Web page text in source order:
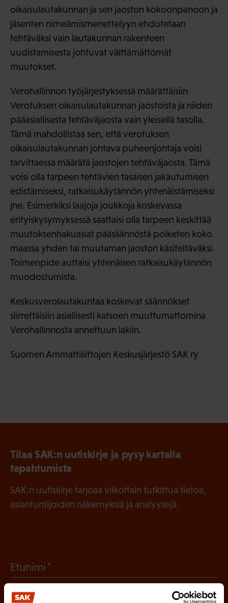
oikaisulautakunnan ja sen jaoston kokoonpanoon ja
jäsenten nimeämismenettelyyn ehdotetaan
tehtäväksi vain lautakunnan rakenteen
uudistamisesta johtuvat välttämättömät
muutokset.
Verohallinnon työjärjestyksessä määrättäisiin
Verotuksen oikaisulautakunnan jaostoista ja niiden
pääasiallisesta tehtäväjaosta vain yleisellä tasolla.
Tämä mahdollistaa sen, että verotuksen
oikaisulautakunnan johtava puheenjohtaja voisi
tarvittaessa määrätä jaostojen tehtäväjaosta. Tämä
voisi olla tarpeen tehtävien tasaisen jakautumisen
edistämiseksi, ratkaisukäytännön yhtenäistämiseksi
jne. Esimerkiksi laajoja joukkoja koskevassa
erityiskysymyksessä saattaisi olla tarpeen keskittää
muutoksenhakuasiat pääsäännöstä poiketen koko
maassa yhden tai muutaman jaoston käsiteltäväksi.
Toimenpide auttaisi yhtenäisen ratkaisukäytännön
muodostumista.
Keskusverolautakuntaa koskevat säännökset
siirrettäisiin asiallisesti katsoen muuttumattomina
Verohallinnosta annettuun lakiin.
Suomen Ammattiliittojen Keskusjärjestö SAK ry
Tilaa SAK:n uutiskirje ja pysy kartalla
tapahtumista
SAK:n uutiskirje tarjoaa viikottain tutkittua tietoa,
asiantuntijoiden näkemyksiä ja analyysejä.
Etunimi
P